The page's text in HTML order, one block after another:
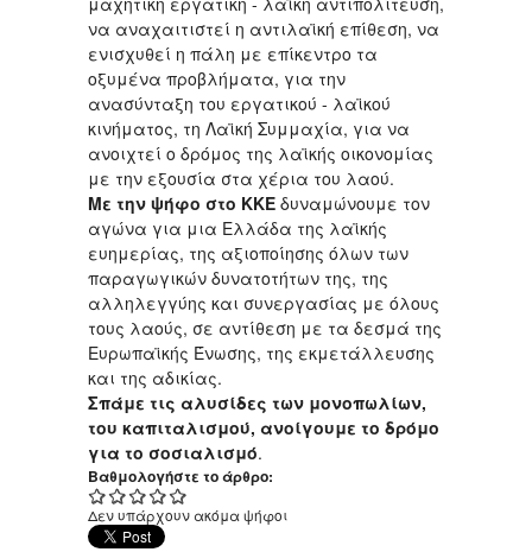
να αναχαιτιστεί η αντιλαϊκή επίθεση, να
ενισχυθεί η πάλη με επίκεντρο τα
οξυμένα προβλήματα, για την
ανασύνταξη του εργατικού - λαϊκού
κινήματος, τη Λαϊκή Συμμαχία, για να
ανοιχτεί ο δρόμος της λαϊκής οικονομίας
με την εξουσία στα χέρια του λαού.
Με την ψήφο στο ΚΚΕ δυναμώνουμε τον
αγώνα για μια Ελλάδα της λαϊκής
ευημερίας, της αξιοποίησης όλων των
παραγωγικών δυνατοτήτων της, της
αλληλεγγύης και συνεργασίας με όλους
τους λαούς, σε αντίθεση με τα δεσμά της
Ευρωπαϊκής Ένωσης, της εκμετάλλευσης
και της αδικίας.
Σπάμε τις αλυσίδες των μονοπωλίων,
του καπιταλισμού, ανοίγουμε το δρόμο
για το σοσιαλισμό.
Βαθμολογήστε το άρθρο:
Δεν υπάρχουν ακόμα ψήφοι